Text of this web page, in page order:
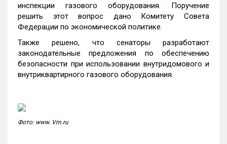
инспекции газового оборудования. Поручение
решить этот вопрос дано Комитету Совета
Федерации по экономической политике.
Также решено, что сенаторы разработают
законодательные предложения по обеспечению
безопасности при использовании внутридомового и
внутриквартирного газового оборудования.
Фото: www. Vm.ru